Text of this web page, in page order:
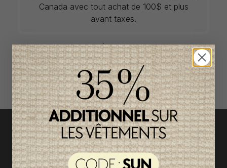
Canada avec tout achat de 100$ et plus
avant taxes.
ACCÈS RAPIDE
magasinez par catégorie